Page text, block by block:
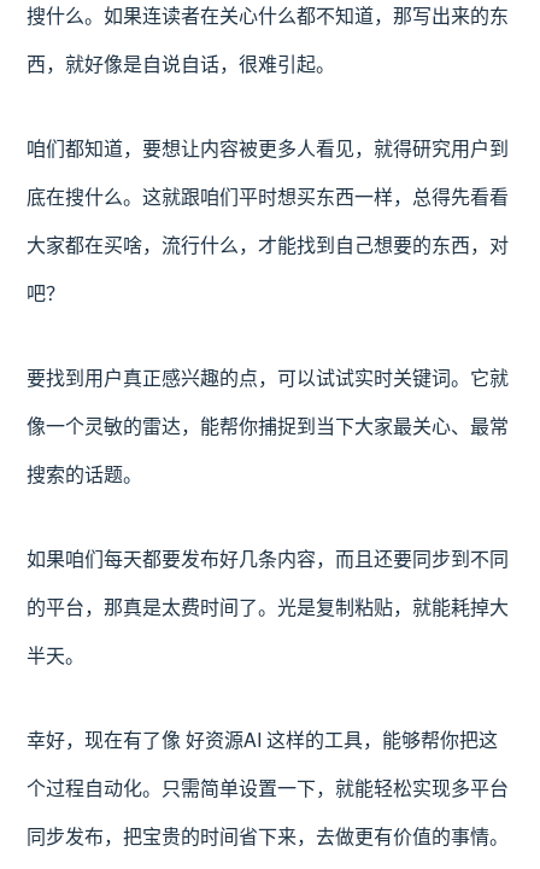
搜什么。如果连读者在关心什么都不知道，那写出来的东
西，就好像是自说自话，很难引起。
咱们都知道，要想让内容被更多人看见，就得研究用户到
底在搜什么。这就跟咱们平时想买东西一样，总得先看看
大家都在买啥，流行什么，才能找到自己想要的东西，对
吧？
要找到用户真正感兴趣的点，可以试试实时关键词。它就
像一个灵敏的雷达，能帮你捕捉到当下大家最关心、最常
搜索的话题。
如果咱们每天都要发布好几条内容，而且还要同步到不同
的平台，那真是太费时间了。光是复制粘贴，就能耗掉大
半天。
幸好，现在有了像 好资源AI 这样的工具，能够帮你把这
个过程自动化。只需简单设置一下，就能轻松实现多平台
同步发布，把宝贵的时间省下来，去做更有价值的事情。